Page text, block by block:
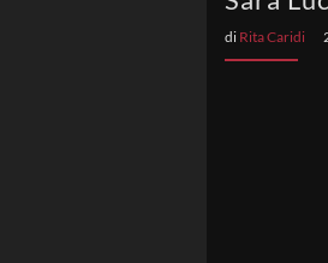
di Rita Caridi